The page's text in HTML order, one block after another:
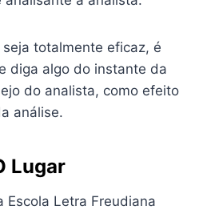
totalmente eficaz, é
diga algo do instante da
do analista, como efeito
análise.
Lugar
Escola Letra Freudiana